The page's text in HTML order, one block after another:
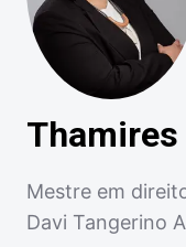
Mestre em
Davi Tangerino